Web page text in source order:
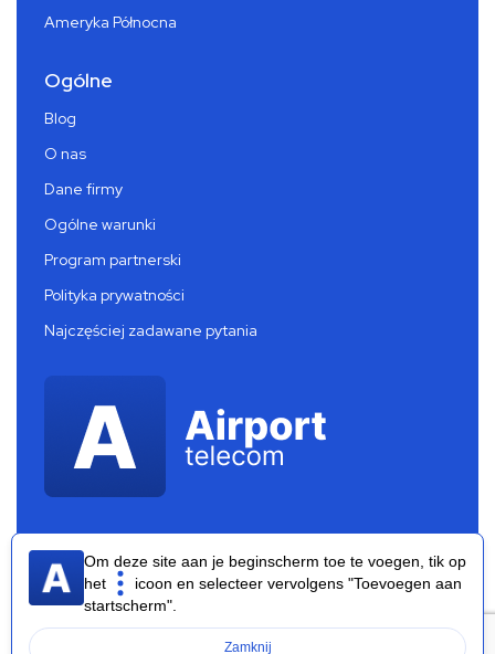
Ameryka Północna
Ogólne
Blog
O nas
Dane firmy
Ogólne warunki
Program partnerski
Polityka prywatności
Najczęściej zadawane pytania
Airport Telecom 2026 ®
Om deze site aan je beginscherm toe te voegen, tik op
het
icoon en selecteer vervolgens "Toevoegen aan
startscherm".
Zamknij